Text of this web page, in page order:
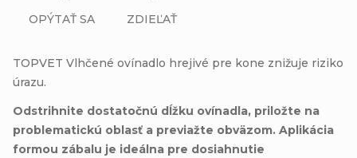
TOPVET Vlhčené ovínadlo hrejivé pre kone znižuje riziko
úrazu.
Odstrihnite dostatočnú dĺžku ovínadla, priložte na
problematickú oblasť a previažte obväzom. Aplikácia
formou zábalu je ideálna pre dosiahnutie
OPÝTAŤ SA ZDIEĽAŤ